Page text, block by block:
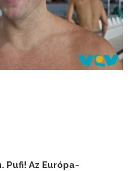
Pufi! Az Európa-